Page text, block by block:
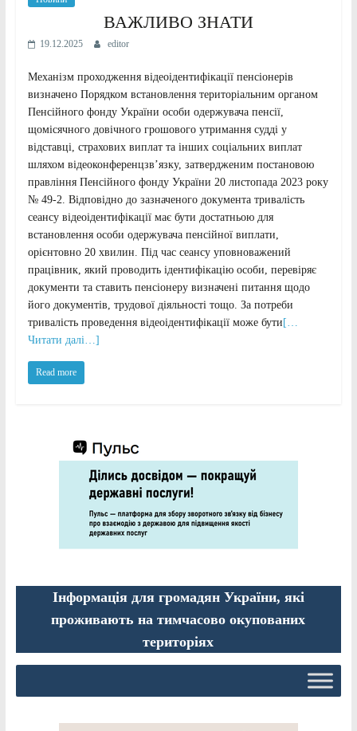
ВАЖЛИВО ЗНАТИ
19.12.2025 editor
Механізм проходження відеоідентифікації пенсіонерів
визначено Порядком встановлення територіальним органом
Пенсійного фонду України особи одержувача пенсії,
щомісячного довічного грошового утримання судді у
відставці, страхових виплат та інших соціальних виплат
шляхом відеоконференцзв’язку, затвердженим постановою
правління Пенсійного фонду України 20 листопада 2023 року
№ 49-2. Відповідно до зазначеного документа тривалість
сеансу відеоідентифікації має бути достатньою для
встановлення особи одержувача пенсійної виплати,
орієнтовно 20 хвилин. Під час сеансу уповноважений
працівник, який проводить ідентифікацію особи, перевіряє
документи та ставить пенсіонеру визначені питання щодо
його документів, трудової діяльності тощо. За потреби
тривалість проведення відеоідентифікації може бути […
Читати далі…]
Read more
Інформація для громадян України, які
проживають на тимчасово окупованих
територіях